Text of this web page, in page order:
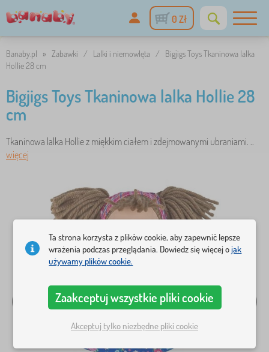
0 Zł
Banaby.pl » Zabawki / Lalki i niemowlęta /
Bigjigs Toys Tkaninowa lalka
Hollie 28 cm
Bigjigs Toys Tkaninowa lalka Hollie 28
cm
Tkaninowa lalka Hollie z miękkim ciałem i zdejmowanymi ubraniami. ..
więcej
Ta strona korzysta z plików cookie, aby zapewnić lepsze
wrażenia podczas przeglądania. Dowiedz się więcej ojak
używamy plików cookie.
Zaakceptuj wszystkie pliki cookie
Akceptuj tylko niezbędne pliki cookie